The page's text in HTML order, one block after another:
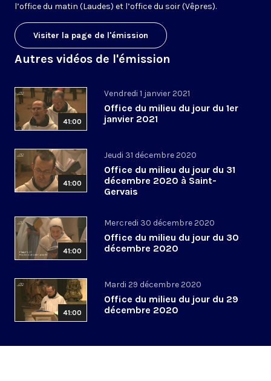
l’office du matin (Laudes) et l’office du soir (Vêpres).
Visiter la page de l'émission
Autres vidéos de l'émission
41:00
Vendredi 1 janvier 2021
Office du milieu du jour du 1er
janvier 2021
41:00
Jeudi 31 décembre 2020
Office du milieu du jour du 31
décembre 2020 à Saint-
Gervais
41:00
Mercredi 30 décembre 2020
Office du milieu du jour du 30
décembre 2020
41:00
Mardi 29 décembre 2020
Office du milieu du jour du 29
décembre 2020